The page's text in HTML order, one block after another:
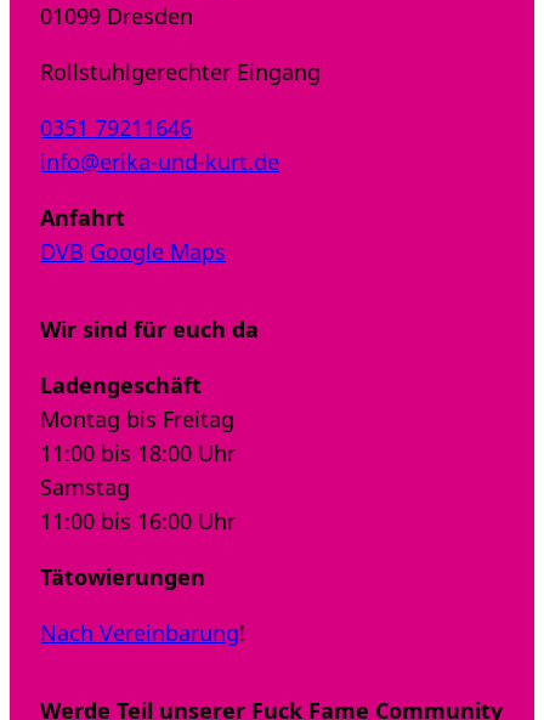
01099 Dresden
Rollstuhlgerechter Eingang
0351 79211646
info@erika-und-kurt.de
Anfahrt
DVB Google Maps
Wir sind für euch da
Ladengeschäft
Montag bis Freitag
11:00 bis 18:00 Uhr
Samstag
11:00 bis 16:00 Uhr
Tätowierungen
Nach Vereinbarung!
Werde Teil unserer Fuck Fame Community